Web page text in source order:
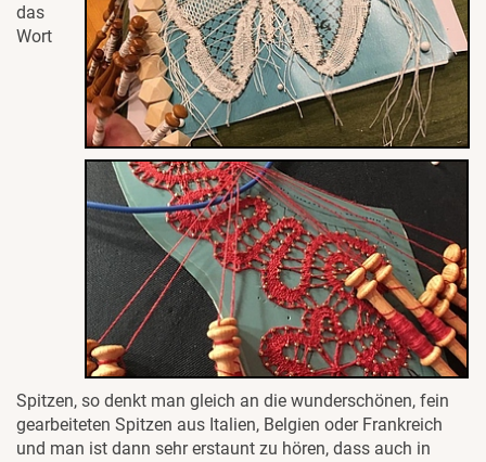
das
Wort
Spitzen, so denkt man gleich an die wunderschönen, fein
gearbeiteten Spitzen aus Italien, Belgien oder Frankreich
und man ist dann sehr erstaunt zu hören, dass auch in